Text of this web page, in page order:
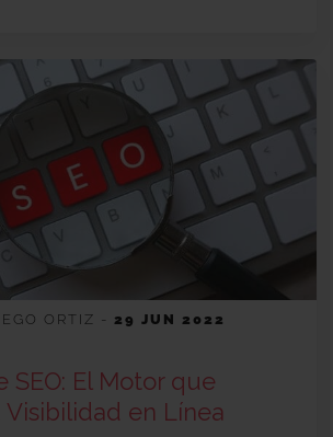
ORTIZ - 29 JUN 2022
SEO: El Motor que
en Línea